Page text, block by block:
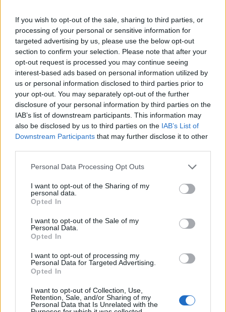
If you wish to opt-out of the sale, sharing to third parties, or
processing of your personal or sensitive information for
targeted advertising by us, please use the below opt-out
section to confirm your selection. Please note that after your
opt-out request is processed you may continue seeing
interest-based ads based on personal information utilized by
us or personal information disclosed to third parties prior to
your opt-out. You may separately opt-out of the further
disclosure of your personal information by third parties on the
IAB’s list of downstream participants. This information may
also be disclosed by us to third parties on the IAB’s List of
Downstream Participants that may further disclose it to other
Please note that this website/app uses one or more Google
not limited to your visit or usage behaviour. You may click to
grant or deny consent to Google and its third-party tags to
use your data for below specified purposes in below Google
consent section.
Personal Data Processing Opt Outs
I want to opt-out of the Sharing of my
personal data.
Opted In
I want to opt-out of the Sale of my
Personal Data.
Opted In
I want to opt-out of processing my
Personal Data for Targeted Advertising.
Opted In
I want to opt-out of Collection, Use,
Retention, Sale, and/or Sharing of my
Personal Data that Is Unrelated with the
sovraštva, nasilja ali nestrpnosti. Komentarji z žaljivimi,
rasističnimi, diskriminatornimi ali nezakonitimi vsebinami bodo
odstranjeni.
Pravila komentiranja →
Občine: Ravne na Koroškem
koroški gledališki abonma
večnamenska dvorana kotlje